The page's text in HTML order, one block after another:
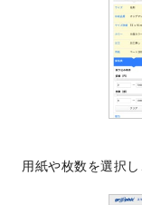
エ
う
【
ま
た
な
用紙や枚数を選択し